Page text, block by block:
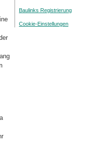
Baulinks Registrierung
Cookie-Einstellungen